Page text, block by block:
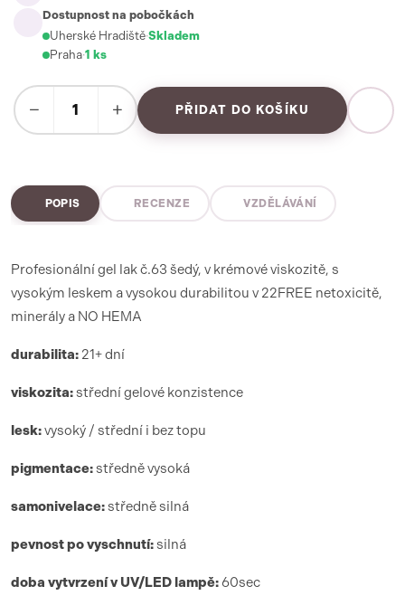
Dostupnost na pobočkách
Uherské Hradiště·Skladem
Praha·1 ks
− + PŘIDAT DO KOŠÍKU
POPIS RECENZE VZDĚLÁVÁNÍ
Profesionální gel lak č.63 šedý, v krémové viskozitě, s
vysokým leskem a vysokou durabilitou v 22FREE netoxicitě,
minerály a NO HEMA
durabilita: 21+ dní
viskozita:střední gelové konzistence
lesk:vysoký / střední i bez topu
pigmentace:středně vysoká
samonivelace:středně silná
pevnost po vyschnutí:silná
doba vytvrzenív UV/LED lampě:60sec